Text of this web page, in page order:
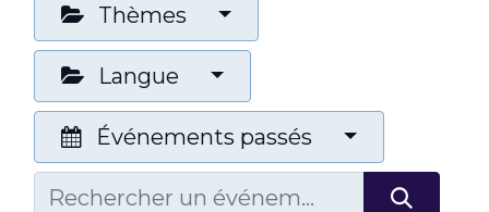
Thèmes
Langue
Événements passés